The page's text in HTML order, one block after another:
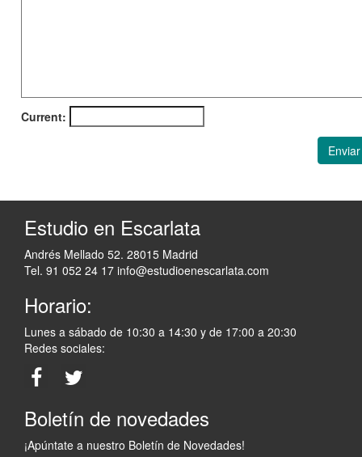
Current:
Enviar
Estudio en Escarlata
Andrés Mellado 52. 28015 Madrid
Tel. 91 052 24 17 info@estudioenescarlata.com
Horario:
Lunes a sábado de 10:30 a 14:30 y de 17:00 a 20:30
Redes sociales:
Boletín de novedades
¡Apúntate a nuestro Boletín de Novedades!